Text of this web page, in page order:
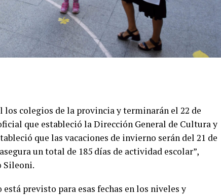
los colegios de la provincia y terminarán el 22 de
que estableció la Dirección General de Cultura y
que las vacaciones de invierno serán del 21 de
un total de 185 días de actividad escolar”,
Sileoni.
previsto para esas fechas en los niveles y